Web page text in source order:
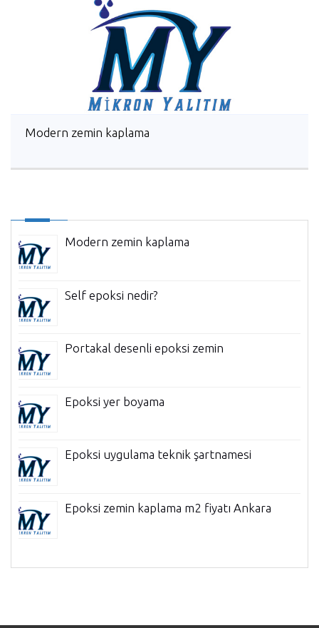
Modern zemin kaplama
Modern zemin kaplama
Self epoksi nedir?
Portakal desenli epoksi zemin
Epoksi yer boyama
Epoksi uygulama teknik şartnamesi
Epoksi zemin kaplama m2 fiyatı Ankara